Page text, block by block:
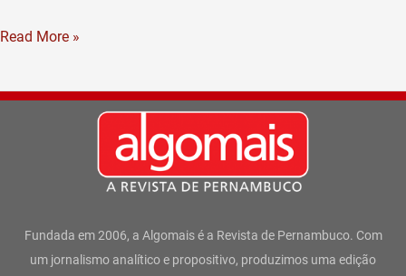
Read More »
Fundada em 2006, a Algomais é a Revista de Pernambuco. Com
um jornalismo analítico e propositivo, produzimos uma edição